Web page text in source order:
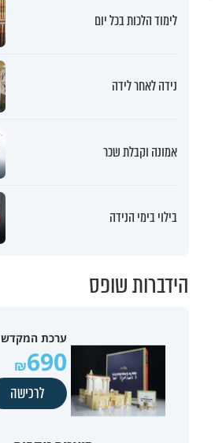
לימוד הלכות בכל יום
נידה לאחר לידה
אמונה וקבלת שכר
בילוי בימי הנידה
הידברות שופס
ערכת המקדש
690
לרכישה